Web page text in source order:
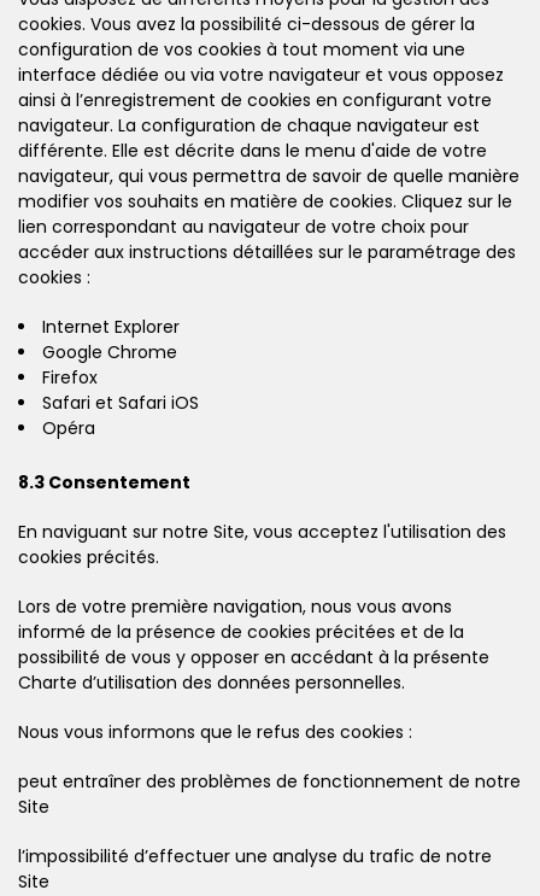
cookies. Vous avez la possibilité ci-dessous de gérer la
configuration de vos cookies à tout moment via une
interface dédiée ou via votre navigateur et vous opposez
ainsi à l’enregistrement de cookies en configurant votre
navigateur. La configuration de chaque navigateur est
différente. Elle est décrite dans le menu d'aide de votre
navigateur, qui vous permettra de savoir de quelle manière
modifier vos souhaits en matière de cookies. Cliquez sur le
lien correspondant au navigateur de votre choix pour
accéder aux instructions détaillées sur le paramétrage des
cookies :
Internet Explorer
Google Chrome
Firefox
Safari et Safari iOS
Opéra
8.3 Consentement
En naviguant sur notre Site, vous acceptez l'utilisation des
cookies précités.
Lors de votre première navigation, nous vous avons
informé de la présence de cookies précitées et de la
possibilité de vous y opposer en accédant à la présente
Charte d’utilisation des données personnelles.
Nous vous informons que le refus des cookies :
peut entraîner des problèmes de fonctionnement de notre
Site
l’impossibilité d’effectuer une analyse du trafic de notre
Site